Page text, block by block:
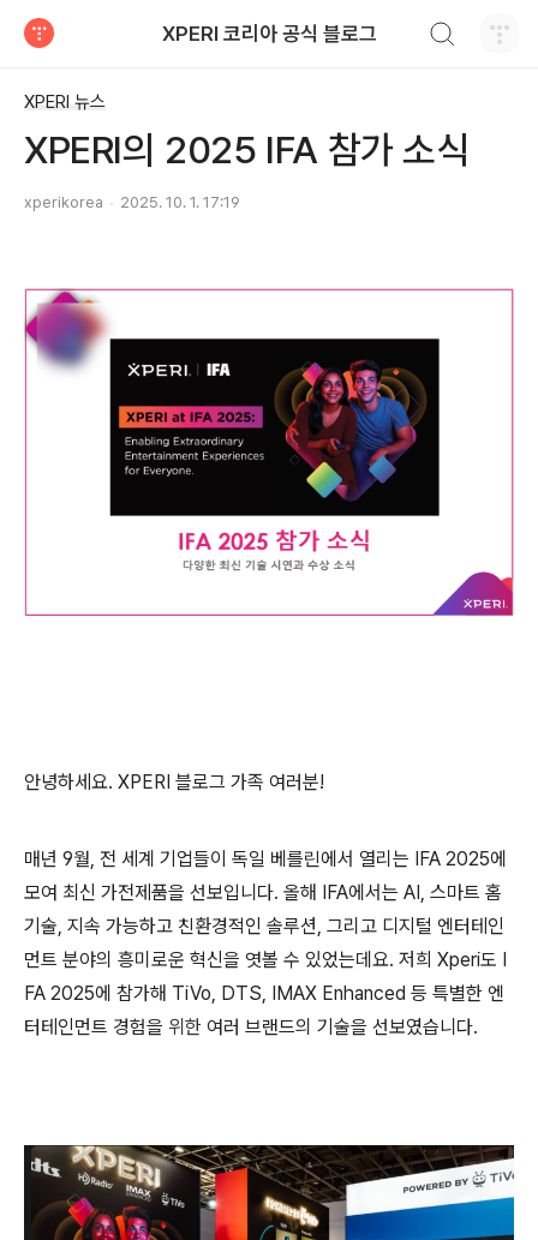
XPERI 코리아 공식 블로그
XPERI 뉴스
XPERI의 2025 IFA 참가 소식
xperikorea 2025. 10. 1. 17:19
안녕하세요. XPERI 블로그 가족 여러분!
매년 9월, 전 세계 기업들이 독일 베를린에서 열리는 IFA 2025에
모여 최신 가전제품을 선보입니다. 올해 IFA에서는 AI, 스마트 홈
기술, 지속 가능하고 친환경적인 솔루션, 그리고 디지털 엔터테인
먼트 분야의 흥미로운 혁신을 엿볼 수 있었는데요. 저희 Xperi도 I
FA 2025에 참가해 TiVo, DTS, IMAX Enhanced 등 특별한 엔
터테인먼트 경험을 위한 여러 브랜드의 기술을 선보였습니다.